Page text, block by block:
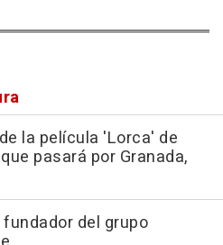
la película 'Lorca' de
pasará por Granada,
del grupo